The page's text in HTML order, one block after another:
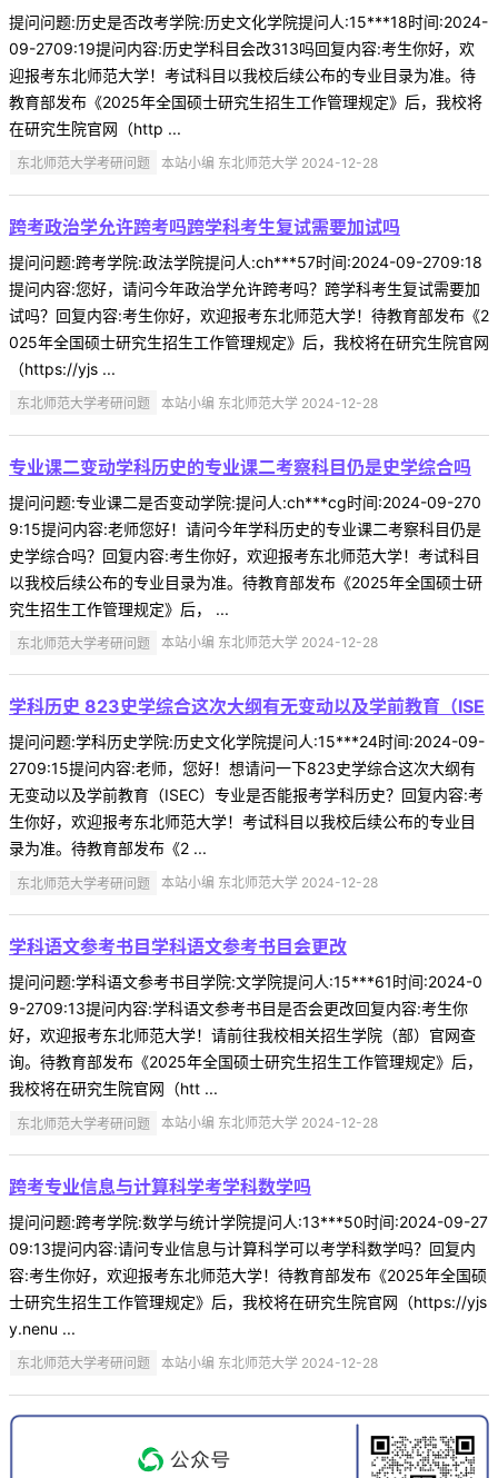
提问问题:历史是否改考学院:历史文化学院提问人:15***18时间:2024-
09-2709:19提问内容:历史学科目会改313吗回复内容:考生你好，欢
迎报考东北师范大学！考试科目以我校后续公布的专业目录为准。待
教育部发布《2025年全国硕士研究生招生工作管理规定》后，我校将
在研究生院官网（http ...
东北师范大学考研问题 本站小编 东北师范大学 2024-12-28
跨考政治学允许跨考吗跨学科考生复试需要加试吗
提问问题:跨考学院:政法学院提问人:ch***57时间:2024-09-2709:18
提问内容:您好，请问今年政治学允许跨考吗？跨学科考生复试需要加
试吗？回复内容:考生你好，欢迎报考东北师范大学！待教育部发布《2
025年全国硕士研究生招生工作管理规定》后，我校将在研究生院官网
（https://yjs ...
东北师范大学考研问题 本站小编 东北师范大学 2024-12-28
专业课二变动学科历史的专业课二考察科目仍是史学综合吗
提问问题:专业课二是否变动学院:提问人:ch***cg时间:2024-09-270
9:15提问内容:老师您好！请问今年学科历史的专业课二考察科目仍是
史学综合吗？回复内容:考生你好，欢迎报考东北师范大学！考试科目
以我校后续公布的专业目录为准。待教育部发布《2025年全国硕士研
究生招生工作管理规定》后， ...
东北师范大学考研问题 本站小编 东北师范大学 2024-12-28
学科历史 823史学综合这次大纲有无变动以及学前教育（ISE
提问问题:学科历史学院:历史文化学院提问人:15***24时间:2024-09-
2709:15提问内容:老师，您好！想请问一下823史学综合这次大纲有
无变动以及学前教育（ISEC）专业是否能报考学科历史？回复内容:考
生你好，欢迎报考东北师范大学！考试科目以我校后续公布的专业目
录为准。待教育部发布《2 ...
东北师范大学考研问题 本站小编 东北师范大学 2024-12-28
学科语文参考书目学科语文参考书目会更改
提问问题:学科语文参考书目学院:文学院提问人:15***61时间:2024-0
9-2709:13提问内容:学科语文参考书目是否会更改回复内容:考生你
好，欢迎报考东北师范大学！请前往我校相关招生学院（部）官网查
询。待教育部发布《2025年全国硕士研究生招生工作管理规定》后，
我校将在研究生院官网（htt ...
东北师范大学考研问题 本站小编 东北师范大学 2024-12-28
跨考专业信息与计算科学考学科数学吗
提问问题:跨考学院:数学与统计学院提问人:13***50时间:2024-09-27
09:13提问内容:请问专业信息与计算科学可以考学科数学吗？回复内
容:考生你好，欢迎报考东北师范大学！待教育部发布《2025年全国硕
士研究生招生工作管理规定》后，我校将在研究生院官网（https://yjs
y.nenu ...
东北师范大学考研问题 本站小编 东北师范大学 2024-12-28